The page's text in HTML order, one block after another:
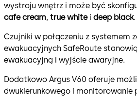
wystroju wnętrz i może być
cafe cream, true whitei deep black.
Czujniki w połączeniu z systemem
ewakuacyjnych SafeRoute
ewakuacyjną i wyjście awaryjne.
Dodatkowo Argus V60 oferuje
dwukierunkowego i monitorowanie